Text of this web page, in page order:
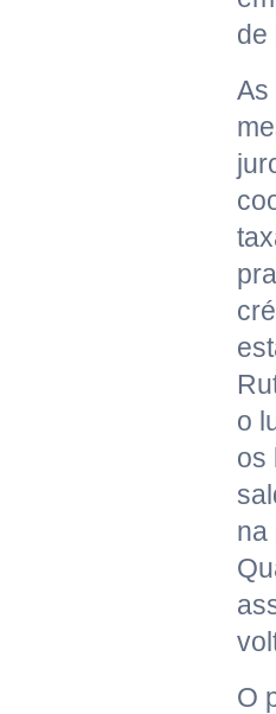
de
As
o
os
na
O